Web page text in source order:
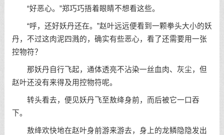
“好恶心。”郑巧巧捂着眼睛不想看这些。
“呼，还好妖丹还在。”赵叶远远便看到一颗拳头大小的妖
丹，不过这肉泥四溅的，确实有些恶心，看了还需要用一张
控物符？
那妖丹自行飞起，通体透亮不沾染一丝血肉、灰尘，但
赵叶还没有来得及用控物符呢。
转头看去，便见妖丹飞至敖绛身前，而后被它一口吞
下。
敖绛欢快地在赵叶身前游来游去，身上的龙鳞隐隐发出